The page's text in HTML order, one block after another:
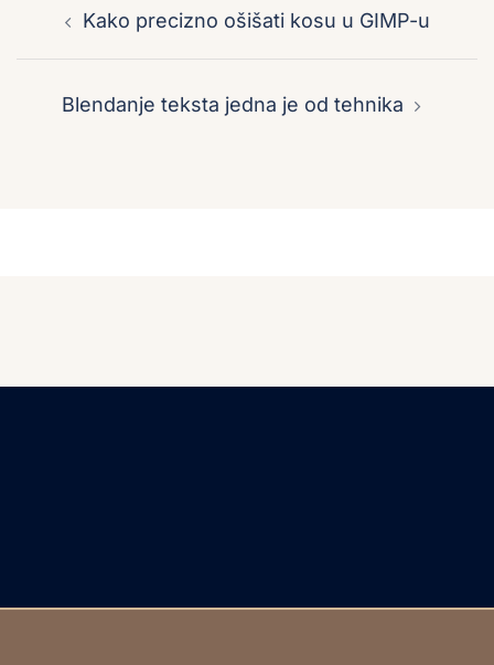
navigation
Kako precizno ošišati kosu u GIMP-u
Blendanje teksta jedna je od tehnika